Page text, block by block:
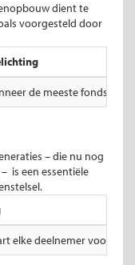
dient te
voorgesteld door
de meeste fondsen
– die nu nog
is een essentiële
elke deelnemer voor